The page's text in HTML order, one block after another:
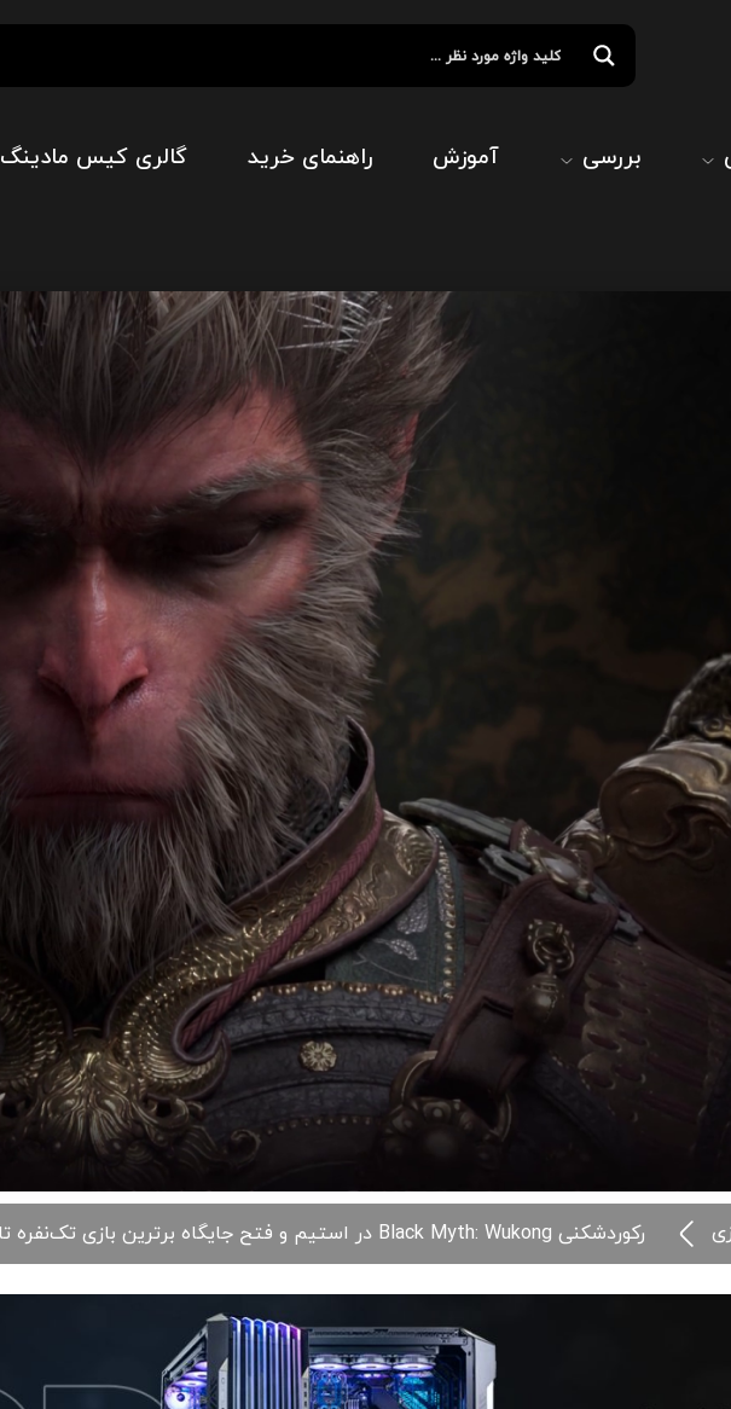
بررسی آموزش راهنمای خرید گالری کیس مادینگ
رکوردشکنی Black Myth: Wukong در استیم و فتح جایگاه برترین بازی تک‌نفره تاریخ